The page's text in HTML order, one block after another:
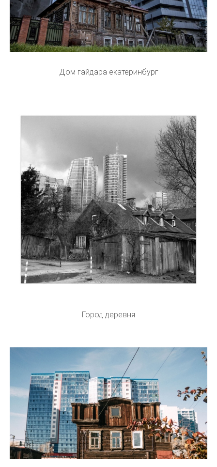
Дом гайдара екатеринбург
Город деревня